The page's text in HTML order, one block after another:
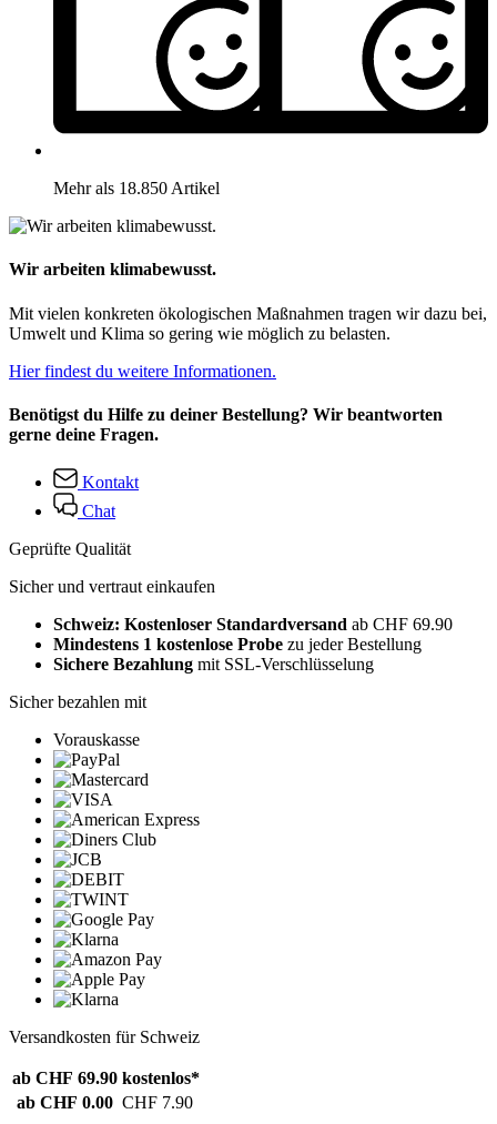
Mehr als 18.850 Artikel
Wir arbeiten klimabewusst.
Mit vielen konkreten ökologischen Maßnahmen tragen wir dazu bei,
Umwelt und Klima so gering wie möglich zu belasten.
Hier findest du weitere Informationen.
Benötigst du Hilfe zu deiner Bestellung? Wir beantworten
gerne deine Fragen.
Kontakt
Chat
Geprüfte Qualität
Sicher und vertraut einkaufen
Schweiz: Kostenloser Standardversand ab CHF 69.90
Mindestens 1 kostenlose Probe zu jeder Bestellung
Sichere Bezahlung mit SSL-Verschlüsselung
Sicher bezahlen mit
Vorauskasse
Versandkosten für Schweiz
ab CHF 69.90 kostenlos*
ab CHF 0.00 CHF 7.90